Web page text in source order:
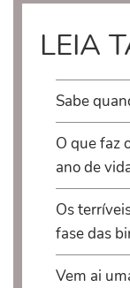
LEIA
Sabe
O que faz
ano de
Os
fase das
Vem ai